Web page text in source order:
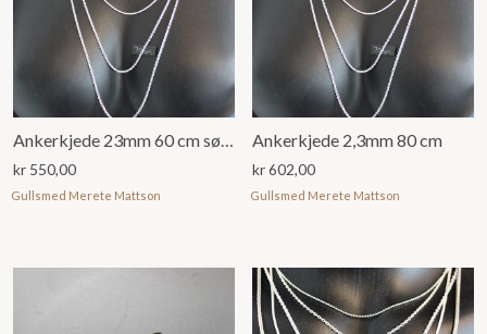
Ankerkjede 23mm 60 cm sølv925
kr 550,00
Gullsmed Merete Mattson
Ankerkjede 2,3mm 80 cm
kr602,00
Gullsmed Merete Mattson